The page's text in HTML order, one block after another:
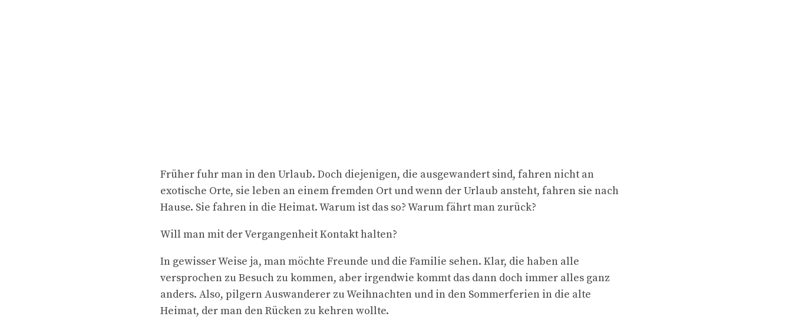
Früher fuhr man in den Urlaub. Doch diejenigen, die ausgewandert sind, fahren nicht an
exotische Orte, sie leben an einem fremden Ort und wenn der Urlaub ansteht, fahren sie nach
Hause. Sie fahren in die Heimat. Warum ist das so? Warum fährt man zurück?
Will man mit der Vergangenheit Kontakt halten?
In gewisser Weise ja, man möchte Freunde und die Familie sehen. Klar, die haben alle
versprochen zu Besuch zu kommen, aber irgendwie kommt das dann doch immer alles ganz
anders. Also, pilgern Auswanderer zu Weihnachten und in den Sommerferien in die alte
Heimat, der man den Rücken zu kehren wollte.